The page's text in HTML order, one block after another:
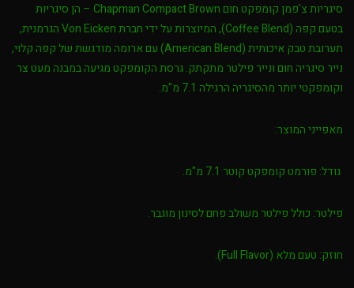
סיגריות צ'פמן קומפקט חום Chapman Compact Brown – הן סיגריות
בטעם קפה (Coffee Blend), המיוצרות על ידי חברת Von Eicken הגרמנית,
תערובת טבק איכותית (American Blend) עם ארומה מודגשת של קפה קלוי,
נייר סיגריה חום ונייר פילטר מתקתק. גרסת הקומפקט מגיעה במבנה מעט צר
וקומפקטי יותר מהסיגריה הרגילה 7.1 מ"מ.
מאפייני המוצר:
גודל: פורמט קומפקט קוטר 7.1 מ"מ.
פילטר: כולל פילטר משולב פחם לסינון מוגבר.
חוזק: טעם מלא (Full Flavor).